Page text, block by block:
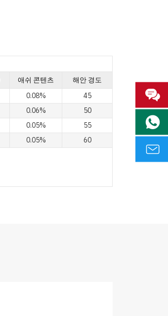
애쉬 콘텐츠
해안 경도
0.08%
45
0.06%
50
0.05%
55
0.05%
60